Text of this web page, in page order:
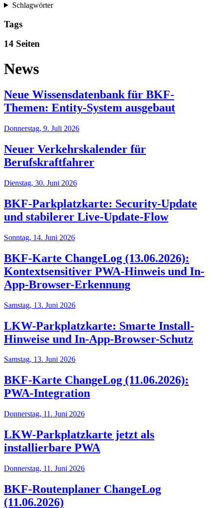
Schlagwörter
Tags
14 Seiten
News
Neue Wissensdatenbank für BKF-
Themen: Entity-System ausgebaut
Donnerstag, 9. Juli 2026
Neuer Verkehrskalender für
Berufskraftfahrer
Dienstag, 30. Juni 2026
BKF-Parkplatzkarte: Security-Update
und stabilerer Live-Update-Flow
Sonntag, 14. Juni 2026
BKF-Karte ChangeLog (13.06.2026):
Kontextsensitiver PWA-Hinweis und In-
App-Browser-Erkennung
Samstag, 13. Juni 2026
LKW-Parkplatzkarte: Smarte Install-
Hinweise und In-App-Browser-Schutz
Samstag, 13. Juni 2026
BKF-Karte ChangeLog (11.06.2026):
PWA-Integration
Donnerstag, 11. Juni 2026
LKW-Parkplatzkarte jetzt als
installierbare PWA
Donnerstag, 11. Juni 2026
BKF-Routenplaner ChangeLog
(11.06.2026)